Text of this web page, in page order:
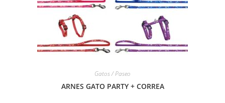
Gatos / Paseo
ARNES GATO PARTY + CORREA